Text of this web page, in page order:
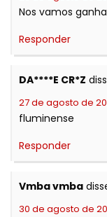
Nos vamos
Responder
DA****E CR*Z
27 de agosto de
fluminense
Responder
Vmba vmba
30 de agosto de